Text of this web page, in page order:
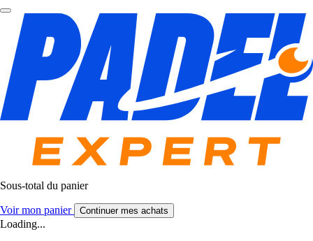
Sous-total du panier
Voir mon panier Continuer mes achats
Loading...